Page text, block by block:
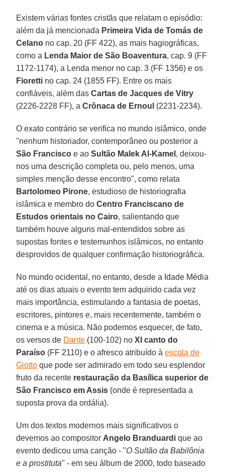
Existem várias fontes cristãs que relatam o episódio:
além da já mencionada Primeira Vida de Tomás de
Celano no cap. 20 (FF 422), as mais hagiográficas,
como a Lenda Maior de São Boaventura, cap. 9 (FF
1172-1174), a Lenda menor no cap. 3 (FF 1356) e os
Fioretti no cap. 24 (1855 FF). Entre os mais
confiáveis, além dasCartas de Jacques de Vitry
(2226-2228 FF), aCrônaca de Ernoul (2231-2234).
O exato contrário se verifica no mundo islâmico, onde
"nenhum historiador, contemporâneo ou posterior a
São Francisco e aoSultão Malek Al-Kamel , deixou-
nos uma descrição completa ou, pelo menos, uma
simples menção desse encontro", como relata
Bartolomeo Pirone, estudioso de historiografia
islâmica e membro doCentro Franciscano de
Estudos orientais no Cairo, salientando que
também houve alguns mal-entendidos sobre as
supostas fontes e testemunhos islâmicos, no entanto
desprovidos de qualquer confirmação historiográfica.
No mundo ocidental, no entanto, desde a Idade Média
até os dias atuais o evento tem adquirido cada vez
mais importância, estimulando a fantasia de poetas,
escritores, pintores e, mais recentemente, também o
cinema e a música. Não podemos esquecer, de fato,
os versos de Dante (100-102) noXI canto do
Paraíso (FF 2110) e o afresco atribuído àescola de
Giotto que pode ser admirado em todo seu esplendor
fruto da recente restauração da Basílica superior de
São Francisco em Assis (onde é representada a
suposta prova da ordália).
Um dos textos modernos mais significativos o
devemos ao compositor Angelo Branduardi que ao
evento dedicou uma canção - "O Sultão da Babilônia
e a prostituta" - em seu álbum de 2000, todo baseado